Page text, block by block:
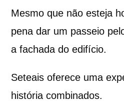
Mesmo que não esteja
pena dar um passeio
a fachada do edifício.
Seteais oferece uma
história combinados.